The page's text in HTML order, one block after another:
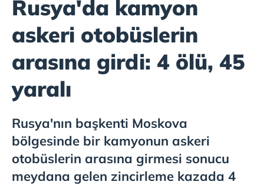
Rusya'da kamyon
askeri otobüslerin
arasına girdi: 4 ölü, 45
yaralı
Rusya'nın başkenti Moskova
bölgesinde bir kamyonun askeri
otobüslerin arasına girmesi sonucu
meydana gelen zincirleme kazada 4